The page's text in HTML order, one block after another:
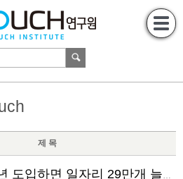
제 목
"탄력근무제 1년 도입하면 일자리 29만개 늘어나"